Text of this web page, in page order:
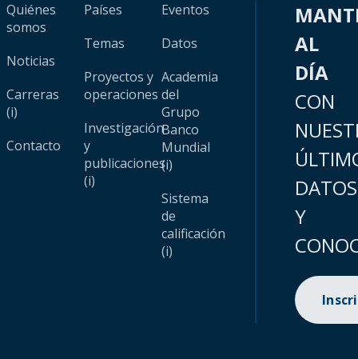
Quiénes
somos
Noticias
Carreras
(i)
Contacto
Países
Temas
Proyectos y
operaciones
Investigación
y
publicaciones
(i)
Eventos
Datos
Academia
del
Grupo
Banco
Mundial
(i)
Sistema
de
calificación
(i)
AL
DÍA
CON
DATOS
Y